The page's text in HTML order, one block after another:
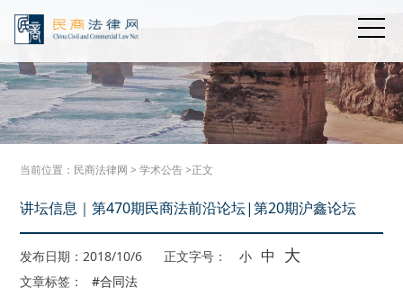
当前位置： 民商法律网 >学术公告>正文
讲坛信息｜第470期民商法前沿论坛|第20期沪鑫论坛
发布日期：2018/10/6 正文字号： 小 中 大
文章标签： #合同法